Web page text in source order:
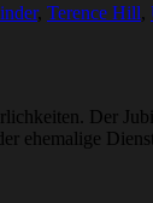
, Terence Hill,
Der
ehemalige